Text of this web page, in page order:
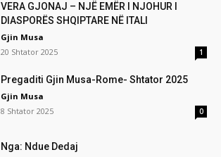
VERA GJONAJ – NJË EMËR I NJOHUR I
DIASPORËS SHQIPTARE NË ITALI
Gjin Musa
20 Shtator 2025
1
Pregaditi Gjin Musa-Rome- Shtator 2025
Gjin Musa
8 Shtator 2025
0
Nga: Ndue Dedaj